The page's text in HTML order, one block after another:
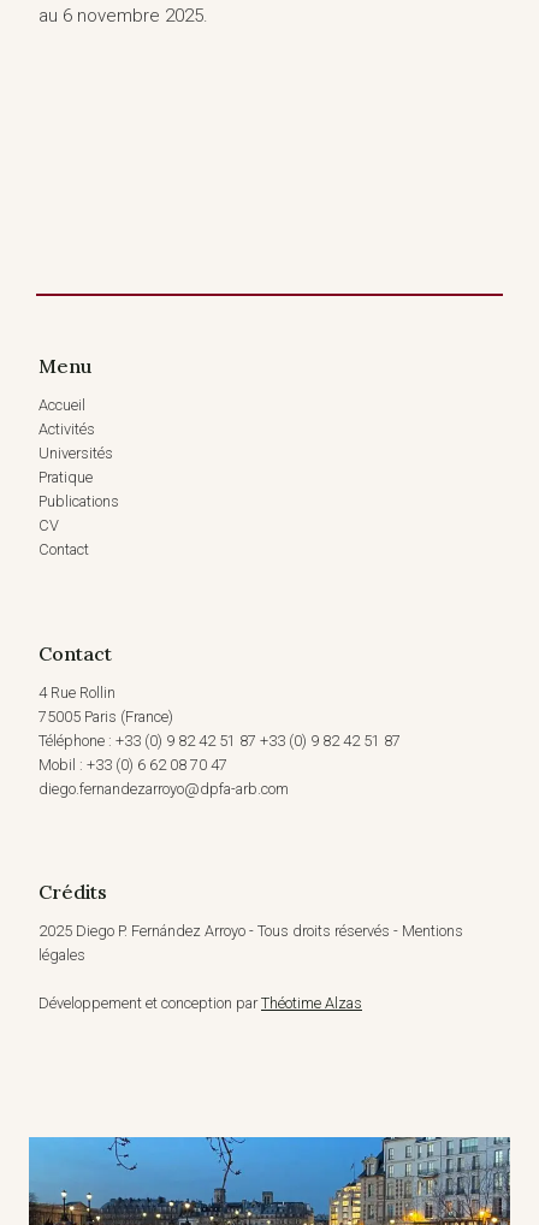
au 6 novembre 2025.
Menu
Accueil
Activités
Universités
Pratique
Publications
CV
Contact
Contact
4 Rue Rollin
75005 Paris (France)
Téléphone : +33 (0) 9 82 42 51 87 +33 (0) 9 82 42 51 87
Mobil : +33 (0) 6 62 08 70 47
diego.fernandezarroyo@dpfa-arb.com
Crédits
2025 Diego P. Fernández Arroyo - Tous droits réservés - Mentions
légales
Développement et conception parThéotime Alzas